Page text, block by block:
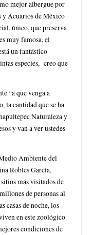
mejor albergue por
y Acuarios de México
único, que preserva
muy famosa, el
un fantástico
especies, creo que
“a que venga a
la cantidad que se ha
Naturaleza y
y van a ver ustedes
Ambiente del
Robles García,
más visitados de
de personas al
casas de noche, los
en este zoológico
condiciones de